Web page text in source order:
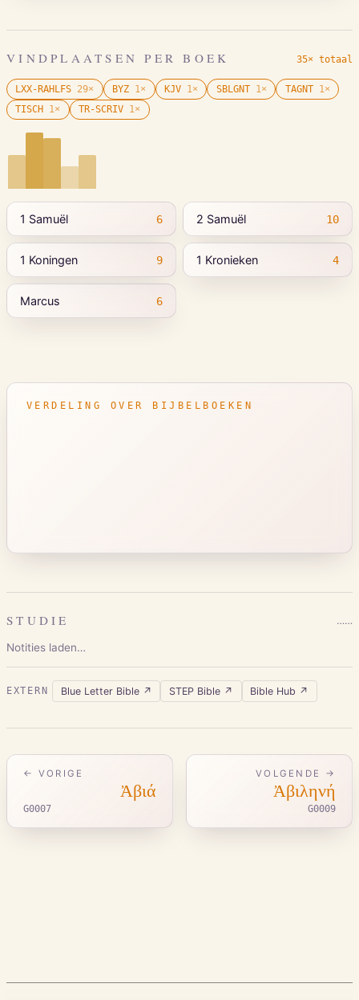
VINDPLAATSEN PER BOEK 35× totaal
LXX-RAHLFS 29× BYZ 1 × KJV 1 × SBLGNT 1 × TAGNT 1 ×
TISCH
1× TR-SCRIV 1×
1 Samuël 6 2 Samuël 10
1 Koningen 9 1 Kronieken 4
Marcus 6
VERDELING OVER BIJBELBOEKEN
STUDIE ……
Notities laden…
EXTERN Blue Letter Bible↗ STEP Bible↗ Bible Hub ↗
← VORIGE
Ἀβιά
G0007
VOLGENDE →
Ἀβιληνή
G0009